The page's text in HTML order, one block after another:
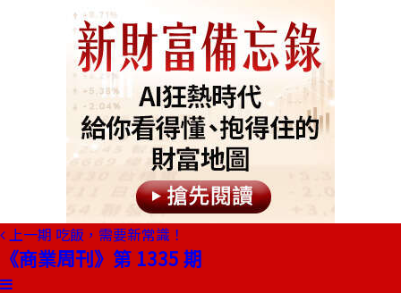
上一期 吃飯，需要新常識！
《商業周刊》第 1335 期